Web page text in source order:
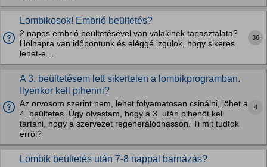
Lombikosok! Embrió beültetés?
2 napos embrió beültetésével van valakinek tapasztalata?
Holnapra van időpontunk és eléggé izgulok, hogy sikeres
lehet-e…
36
A 3. beültetésem lett sikertelen a lombikprogramban.
Ilyenkor kell pihenni?
Az orvosom szerint nem, lehet folyamatosan csinálni, jöhet a
4. beültetés. Úgy olvastam, hogy a 3. után pihenőt kell
tartani, hogy a szervezet regenerálódhasson. Ti mit tudtok
erről?
4
Lombik beültetés után 7-8 nappal barnázás?